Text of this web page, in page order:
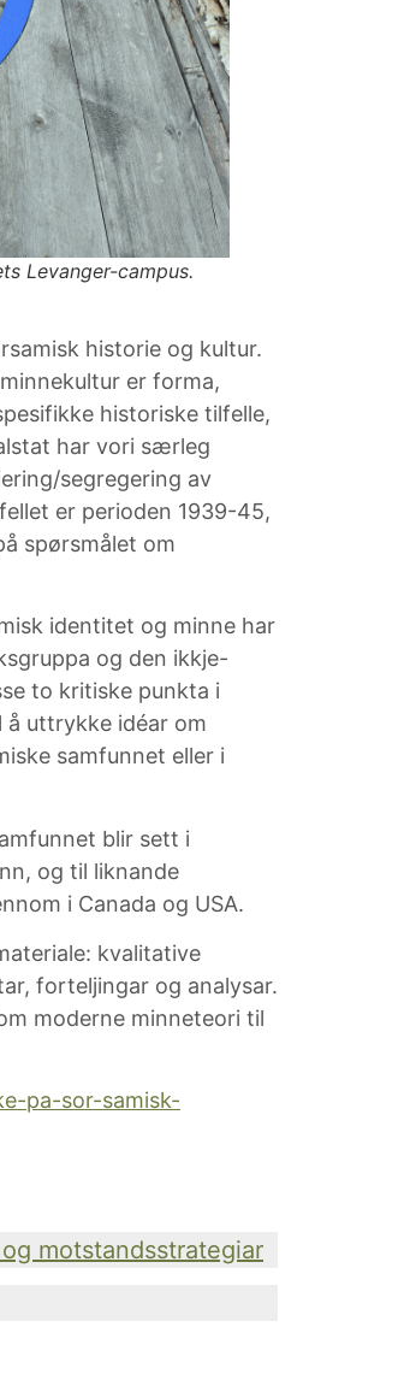
Levanger-campus.
historie og kultur.
er forma,
historiske tilfelle,
har vori særleg
segregering av
er perioden 1939-45,
spørsmålet om
identitet og minne har
og den ikkje-
to kritiske punkta i
uttrykke idéar om
samfunnet eller i
blir sett i
og til liknande
i Canada og USA.
kvalitative
forteljingar og analysar.
moderne minneteori til
pa-sor-samisk-
motstandsstrategiar